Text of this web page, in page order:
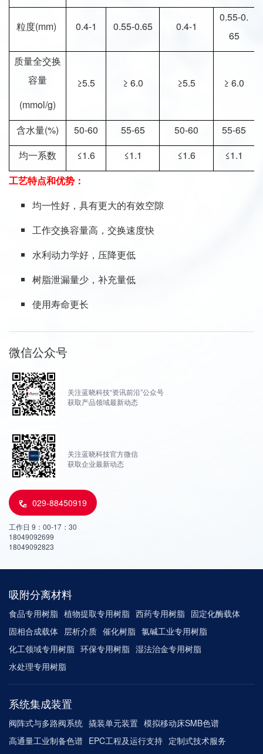
粒度(mm) 0.4-1 0.55-0.65 0.4-1
0.55-0.
65
质量全交换
容量
(mmol/g)
≥5.5 ≥ 6.0 ≥5.5 ≥ 6.0
含水量(%) 50-60 55-65 50-60
55-65
均一系数
≤1.6 ≤1.1 ≤1.6
≤1.1
工艺特点和优势：
均一性好，具有更大的有效空隙
工作交换容量高，交换速度快
水利动力学好，压降更低
树脂泄漏量少，补充量低
使用寿命更长
微信公众号
关注蓝晓科技“资讯前沿”公众号
获取产品领域最新动态
关注蓝晓科技官方微信
获取企业最新动态
029-88450919
工作日 9：00-17：30
18049092699
18049092823
吸附分离材料
食品专用树脂 植物提取专用树脂 西药专用树脂 固定化酶载体
固相合成载体 层析介质 催化树脂 氯碱工业专用树脂
化工领域专用树脂 环保专用树脂 湿法治金专用树脂
水处理专用树脂
系统集成装置
阀阵式与多路阀系统 撬装单元装置 模拟移动床SMB色谱
高通量工业制备色谱 EPC工程及运行支持 定制式技术服务